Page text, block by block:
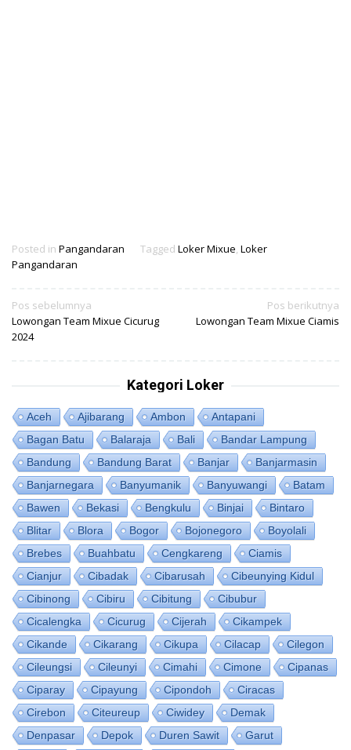
Posted in Pangandaran Tagged Loker Mixue, Loker
Pangandaran
Navigasi
pos
Pos sebelumnya
Lowongan Team Mixue Cicurug
2024
Pos berikutnya
Lowongan Team Mixue Ciamis
Kategori Loker
Aceh Ajibarang Ambon
Antapani
Bagan Batu
Balaraja Bali
Bandar Lampung
Bandung
Bandung Barat Banjar
Banjarmasin
Banjarnegara
Banyumanik Banyuwangi
Batam
Bawen
Bekasi Bengkulu Binjai
Bintaro
Blitar
Blora Bogor Bojonegoro
Boyolali
Brebes
Buahbatu Cengkareng
Ciamis
Cianjur
Cibadak Cibarusah
Cibeunying Kidul
Cibinong
Cibiru Cibitung
Cibubur
Cicalengka
Cicurug Cijerah
Cikampek
Cikande
Cikarang Cikupa Cilacap
Cilegon
Cileungsi
Cileunyi Cimahi Cimone
Cipanas
Ciparay
Cipayung Cipondoh
Ciracas
Cirebon
Citeureup Ciwidey
Demak
Denpasar
Depok Duren Sawit
Garut